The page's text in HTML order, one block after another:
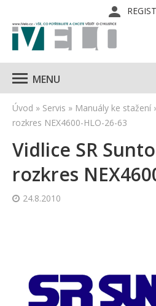
MENU
Úvod » Servis » Manuály ke stažení
rozkres NEX4600-HLO-26-63
Vidlice SR
rozkres
24.8.2010